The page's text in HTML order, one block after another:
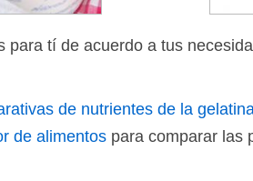
tí de acuerdo a tus
de nutrientes de la
de alimentos para comparar las